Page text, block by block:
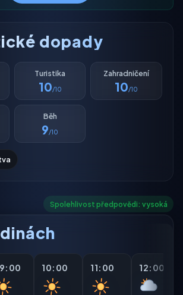
dopady
Turistika
10/10
Zahradničení
10/10
Běh
9/10
Spolehlivost předpovědi: vysoká
10:00 11:00 12:00